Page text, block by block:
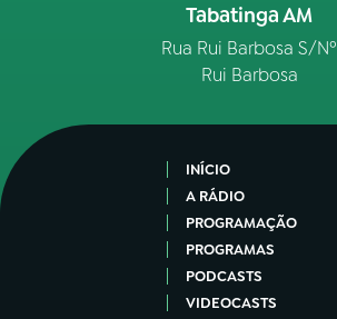
Tabatinga AM
Rua Rui Barbosa S/Nº
Rui Barbosa
INÍCIO
A RÁDIO
PROGRAMAÇÃO
PROGRAMAS
PODCASTS
VIDEOCASTS